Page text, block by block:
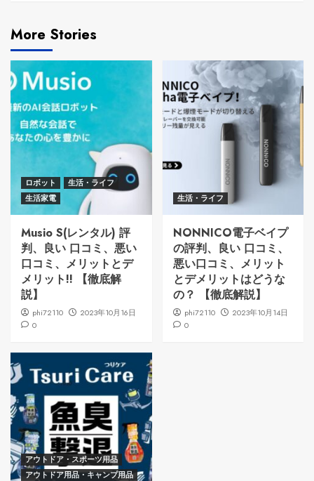
More Stories
ロボット
生活・ライフ
生活家電
Musio S(レンタル) 評
判、良い 口コミ、悪い
口コミ、メリットとデ
メリット!! 【徹底解
説】
phi72110
2023年10月16日
0
生活・ライフ
NONNICO電子ベイプ
の評判、良い 口コミ、
悪い口コミ、メリット
とデメリットはどうな
の？ 【徹底解説】
phi72110
2023年10月14日
0
アウトドア・スポーツ用品
アウトドア用品・キャンプ用品